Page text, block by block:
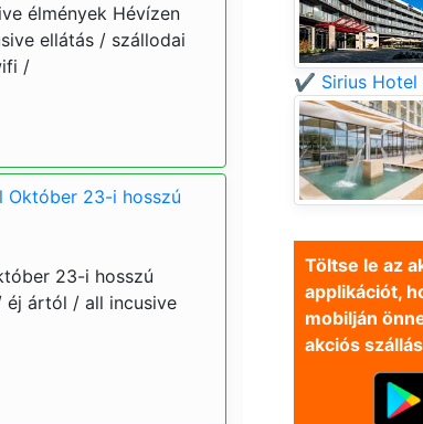
élmények Hévízen
ellátás / szállodai
/
Október 23-i hosszú
23-i hosszú
éj ártól / all incusive
✔️ Sirius Hotel
Töltse le az
applikációt,
mobilján
akciós